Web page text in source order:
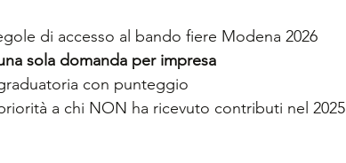
di accesso al bando fiere Modena 2026
sola domanda per impresa
con punteggio
a chi NON ha ricevuto contributi nel 2025